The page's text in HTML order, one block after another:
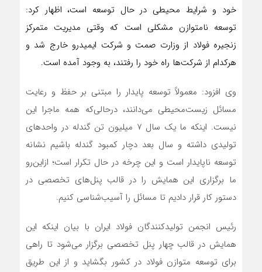
خود و شرایط محیطی در حال توسعه است، اظهار کرد:
توسعه نامتوازن مشکلی است که وقتی مدیریت متمرکز
زنجیره فولاد از وزارت صمت و شرکت ایمیدرو خارج شد و
هرکدام از شرکت‌ها راه خود را رفتند، به وجود آمده است.
وی افزود: معمولاً توسعه پایدار را مبتنی بر حفظ و رعایت
مسائل زیست‌محیطی می‌دانند، درحالی‌که همه ماجرا این
نیست. اینکه ما یک سال ۷ میلیون تن گندله در واحدهای
تولیدی داشته و سال بعد دچار کمبود گندله باشیم نشانه
توسعه ناپایدار است و این چرخه در حال تکرار است؛ ازاین‌رو
ما برگزاری این همایش را در قالب پنل‌های تخصصی در
دستور کار قرار دادیم تا مسائل را آسیب‌شناسی کنیم.
رئیس انجمن تولیدکنندگان فولاد ایران با بیان اینکه این
همایش در قالب چهار پنل تخصصی برگزار می‌شود تا راهی
برای توسعه متوازن فولاد در کشور بگشاید و از این طریق